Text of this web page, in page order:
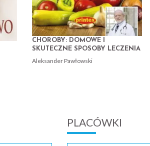
CHOROBY: DOMOWE I
SKUTECZNE SPOSOBY LECZENIA
Aleksander Pawłowski
PLACÓWKI